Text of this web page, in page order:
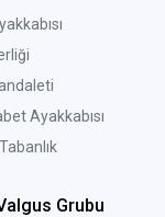
Ayakkabısı
Grubu